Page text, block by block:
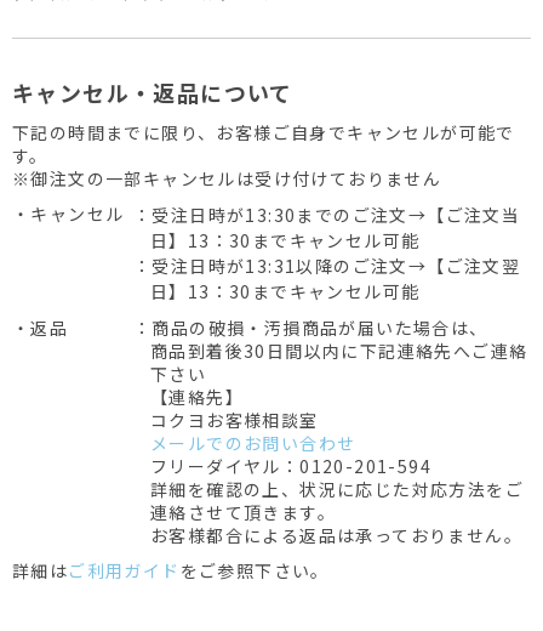
キャンセル・返品について
下記の時間までに限り、お客様ご自身でキャンセルが可能で
す。
※御注文の一部キャンセルは受け付けておりません
・キャンセル
：受注日時が13:30までのご注文→【ご注文当
日】13：30までキャンセル可能
：受注日時が13:31以降のご注文→【ご注文翌
日】13：30までキャンセル可能
・返品
：商品の破損・汚損商品が届いた場合は、
商品到着後30日間以内に下記連絡先へご連絡
下さい
【連絡先】
コクヨお客様相談室
メールでのお問い合わせ
フリーダイヤル：0120-201-594
詳細を確認の上、状況に応じた対応方法をご
連絡させて頂きます。
お客様都合による返品は承っておりません。
詳細はご利用ガイド をご参照下さい。